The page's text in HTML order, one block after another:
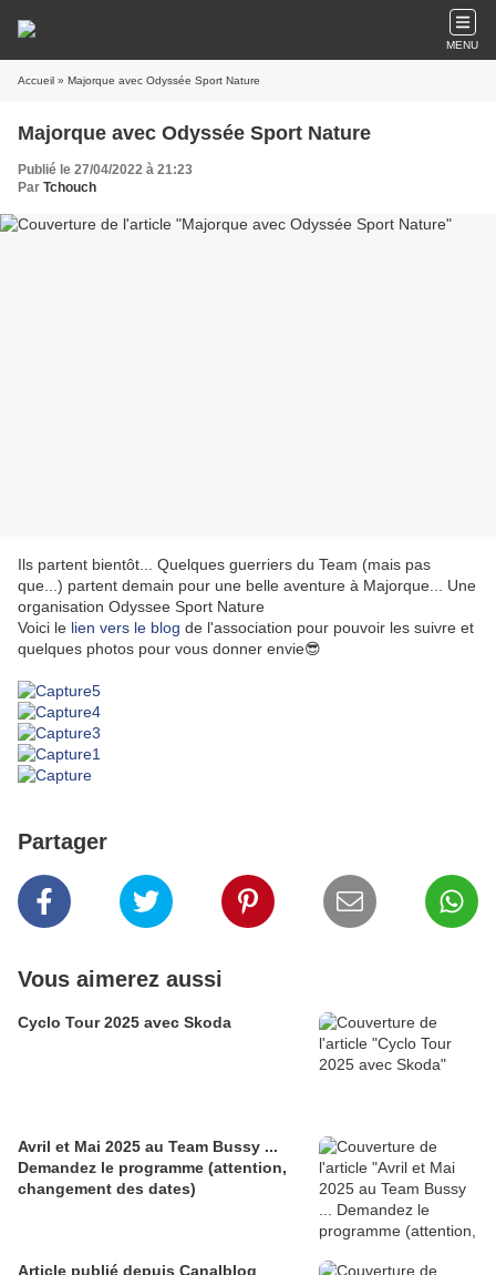
MENU
Accueil » Majorque avec Odyssée Sport Nature
Majorque avec Odyssée Sport Nature
Publié le 27/04/2022 à 21:23
Par Tchouch
Ils partent bientôt... Quelques guerriers du Team (mais pas
que...) partent demain pour une belle aventure à Majorque... Une
organisation Odyssee Sport Nature
Voici le lien vers le blog de l'association pour pouvoir les suivre et
quelques photos pour vous donner envie😎
Partager
Vous aimerez aussi
Cyclo Tour 2025 avec Skoda
Avril et Mai 2025 au Team Bussy ...
Demandez le programme (attention,
changement des dates)
Article publié depuis Canalblog